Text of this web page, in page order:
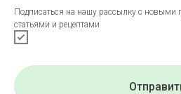
Подписаться на нашу рассылку с
статьями и рецептами